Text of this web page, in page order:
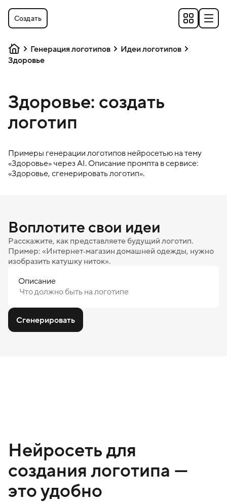
Создать
Генерация логотипов
Идеи логотипов
Здоровье
Здоровье: создать
логотип
Примеры генерации логотипов нейросетью на тему
«Здоровье» через AI. Описание промпта в сервисе:
«Здоровье, сгенерировать логотип».
Воплотите свои идеи
Расскажите, как представляете будущий логотип.
Пример: «Интернет‑магазин домашней одежды, нужно
изобразить катушку ниток».
Описание
Сгенерировать
Нейросеть для
создания логотипа —
это удобно